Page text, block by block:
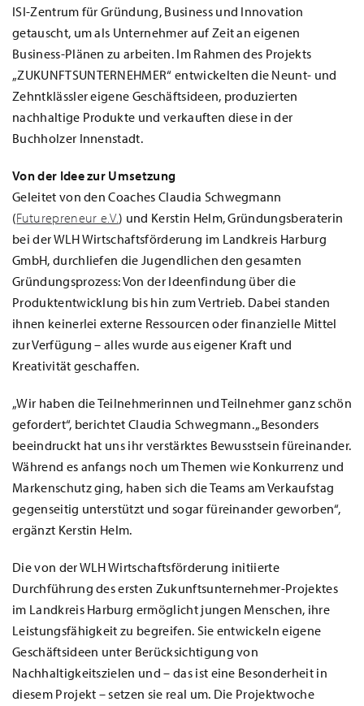
ISI-Zentrum für Gründung, Business und Innovation
getauscht, um als Unternehmer auf Zeit an eigenen
Business-Plänen zu arbeiten. Im Rahmen des Projekts
„ZUKUNFTSUNTERNEHMER“ entwickelten die Neunt- und
Zehntklässler eigene Geschäftsideen, produzierten
nachhaltige Produkte und verkauften diese in der
Buchholzer Innenstadt.
Von der Idee zur Umsetzung
Geleitet von den Coaches Claudia Schwegmann
(Futurepreneur e.V.) und Kerstin Helm, Gründungsberaterin
bei der WLH Wirtschaftsförderung im Landkreis Harburg
GmbH, durchliefen die Jugendlichen den gesamten
Gründungsprozess: Von der Ideenfindung über die
Produktentwicklung bis hin zum Vertrieb. Dabei standen
ihnen keinerlei externe Ressourcen oder finanzielle Mittel
zur Verfügung – alles wurde aus eigener Kraft und
Kreativität geschaffen.
„Wir haben die Teilnehmerinnen und Teilnehmer ganz schön
gefordert“, berichtet Claudia Schwegmann. „Besonders
beeindruckt hat uns ihr verstärktes Bewusstsein füreinander.
Während es anfangs noch um Themen wie Konkurrenz und
Markenschutz ging, haben sich die Teams am Verkaufstag
gegenseitig unterstützt und sogar füreinander geworben“,
ergänzt Kerstin Helm.
Die von der WLH Wirtschaftsförderung initiierte
Durchführung des ersten Zukunftsunternehmer-Projektes
im Landkreis Harburg ermöglicht jungen Menschen, ihre
Leistungsfähigkeit zu begreifen. Sie entwickeln eigene
Geschäftsideen unter Berücksichtigung von
Nachhaltigkeitszielen und – das ist eine Besonderheit in
diesem Projekt – setzen sie real um. Die Projektwoche